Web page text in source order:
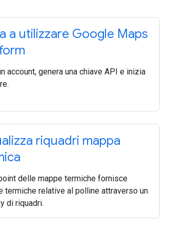
a utilizzare Google Maps
account, genera una chiave API e inizia
riquadri mappa
delle mappe termiche fornisce
termiche relative al polline attraverso un
di riquadri.